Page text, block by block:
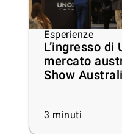
Esperienze
L’ingresso di
mercato
Show
3 minuti